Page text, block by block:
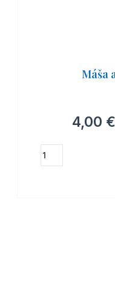
Máša
4,00 €
množstvo